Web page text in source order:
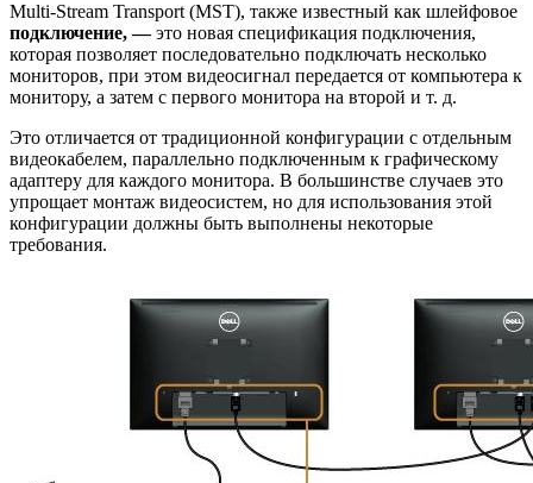
Multi-Stream Transport (MST), также известный как шлейфовое
подключение, —это новая спецификация подключения,
которая позволяет последовательно подключать несколько
мониторов, при этом видеосигнал передается от компьютера к
монитору, а затем с первого монитора на второй и т. д.
Это отличается от традиционной конфигурации с отдельным
видеокабелем, параллельно подключенным к графическому
адаптеру для каждого монитора. В большинстве случаев это
упрощает монтаж видеосистем, но для использования этой
конфигурации должны быть выполнены некоторые
требования.